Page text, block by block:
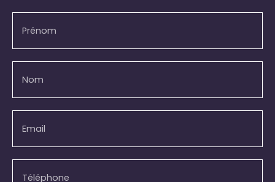
Prénom
Nom
Email
Téléphone